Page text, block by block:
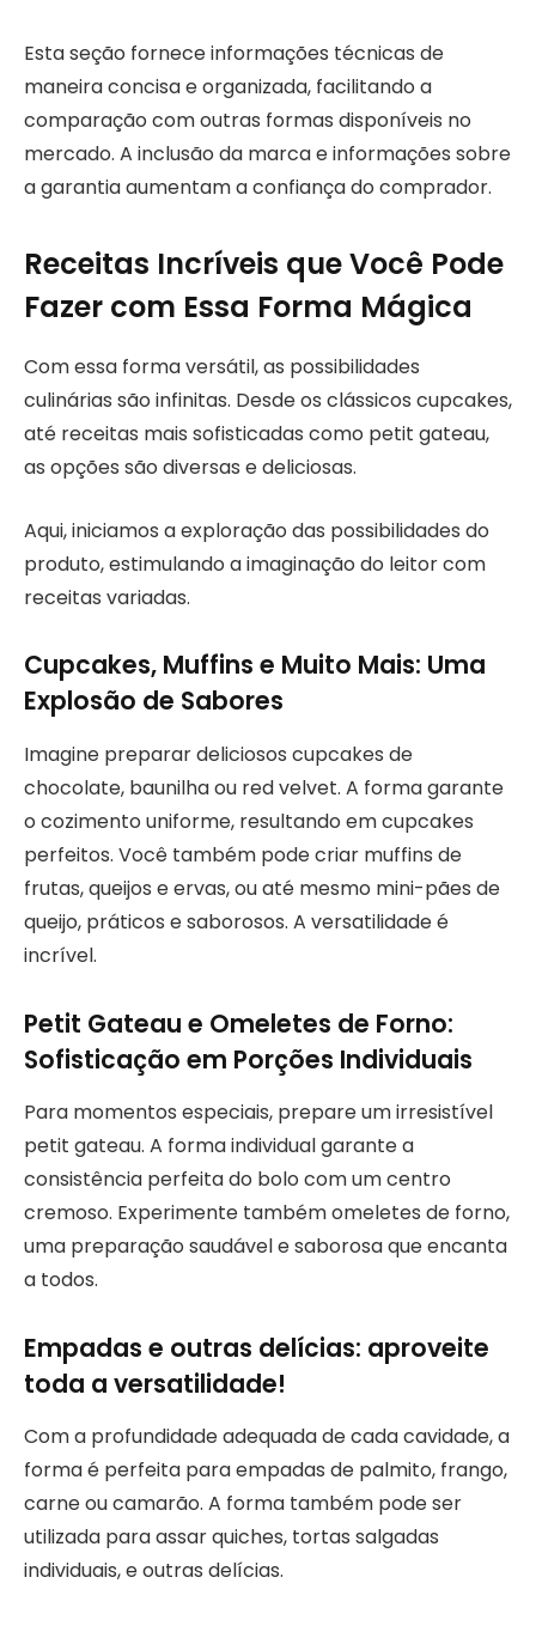
Esta seção fornece informações técnicas de
maneira concisa e organizada, facilitando a
comparação com outras formas disponíveis no
mercado. A inclusão da marca e informações sobre
a garantia aumentam a confiança do comprador.
Receitas Incríveis que Você Pode
Fazer com Essa Forma Mágica
Com essa forma versátil, as possibilidades
culinárias são infinitas. Desde os clássicos cupcakes,
até receitas mais sofisticadas como petit gateau,
as opções são diversas e deliciosas.
Aqui, iniciamos a exploração das possibilidades do
produto, estimulando a imaginação do leitor com
receitas variadas.
Cupcakes, Muffins e Muito Mais: Uma
Explosão de Sabores
Imagine preparar deliciosos cupcakes de
chocolate, baunilha ou red velvet. A forma garante
o cozimento uniforme, resultando em cupcakes
perfeitos. Você também pode criar muffins de
frutas, queijos e ervas, ou até mesmo mini-pães de
queijo, práticos e saborosos. A versatilidade é
incrível.
Petit Gateau e Omeletes de Forno:
Sofisticação em Porções Individuais
Para momentos especiais, prepare um irresistível
petit gateau. A forma individual garante a
consistência perfeita do bolo com um centro
cremoso. Experimente também omeletes de forno,
uma preparação saudável e saborosa que encanta
a todos.
Empadas e outras delícias: aproveite
toda a versatilidade!
Com a profundidade adequada de cada cavidade, a
forma é perfeita para empadas de palmito, frango,
carne ou camarão. A forma também pode ser
utilizada para assar quiches, tortas salgadas
individuais, e outras delícias.